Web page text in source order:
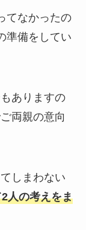
てなかったの
準備をしてい
ありますの
両親の意向
しまわない
人の考えをま